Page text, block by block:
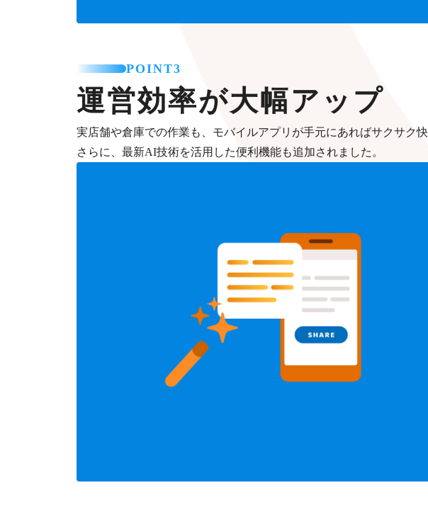
POINT3
運営効率が大幅アップ
実店舗や倉庫での作業も、モバイルアプリが手元にあればサクサク
さらに、最新AI技術を活用した便利機能も追加されました。